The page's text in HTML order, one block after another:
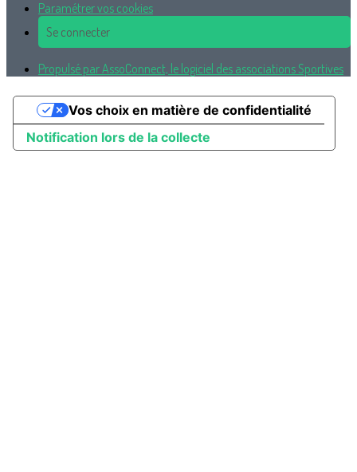
Paramétrer vos cookies
Se connecter
Propulsé par AssoConnect, le logiciel des associations Sportives
Notification lors de la collecte
Vos choix en matière de confidentialité